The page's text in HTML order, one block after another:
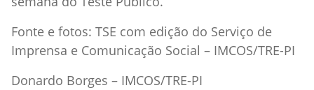
Fonte e fotos: TSE com edição do Serviço de
Imprensa e Comunicação Social – IMCOS/TRE-PI
Donardo Borges – IMCOS/TRE-PI